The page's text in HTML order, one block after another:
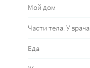
Мой дом
Части тела. У врача
Еда